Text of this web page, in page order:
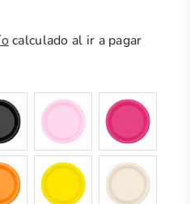
calculado al ir a pagar